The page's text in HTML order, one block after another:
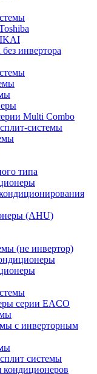
инвертора
Multi Combo
системы
типа
(AHU)
(не инвертор)
серии EACO
с инверторным
системы
кондиционеров